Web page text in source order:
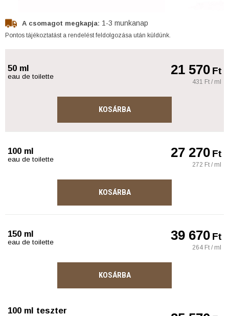
A csomagot megkapja: 1-3 munkanap
Pontos tájékoztatást a rendelést feldolgozása után küldünk.
50 ml
eau de toilette 21 570Ft
431 Ft / ml
KOSÁRBA
100 ml
eau de toilette 27 270Ft
272 Ft / ml
KOSÁRBA
150 ml
eau de toilette 39 670Ft
264 Ft / ml
KOSÁRBA
100 ml teszter